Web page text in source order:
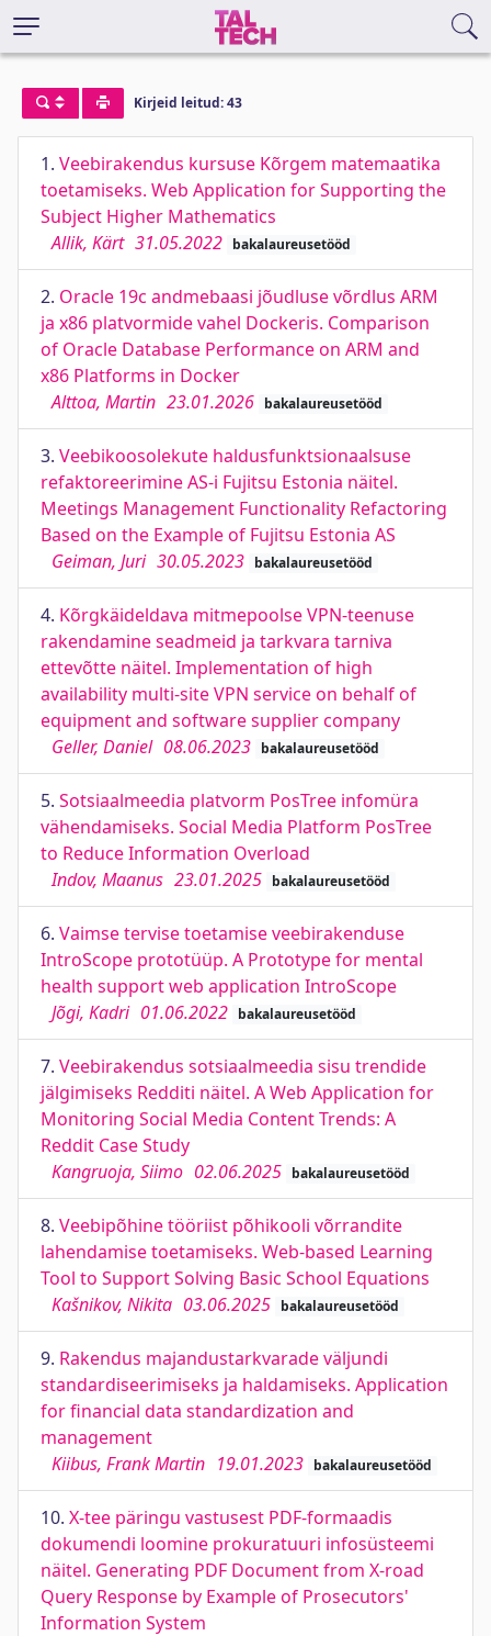
Kirjeid leitud: 43
1. Veebirakendus kursuse Kõrgem matemaatika
toetamiseks. Web Application for Supporting the
Subject Higher Mathematics
Allik, Kärt 31.05.2022 bakalaureusetööd
2. Oracle 19c andmebaasi jõudluse võrdlus ARM
ja x86 platvormide vahel Dockeris. Comparison
of Oracle Database Performance on ARM and
x86 Platforms in Docker
Alttoa, Martin 23.01.2026 bakalaureusetööd
3. Veebikoosolekute haldusfunktsionaalsuse
refaktoreerimine AS-i Fujitsu Estonia näitel.
Meetings Management Functionality Refactoring
Based on the Example of Fujitsu Estonia AS
Geiman, Juri 30.05.2023 bakalaureusetööd
4. Kõrgkäideldava mitmepoolse VPN-teenuse
rakendamine seadmeid ja tarkvara tarniva
ettevõtte näitel. Implementation of high
availability multi-site VPN service on behalf of
equipment and software supplier company
Geller, Daniel 08.06.2023 bakalaureusetööd
5. Sotsiaalmeedia platvorm PosTree infomüra
vähendamiseks. Social Media Platform PosTree
to Reduce Information Overload
Indov, Maanus 23.01.2025 bakalaureusetööd
6. Vaimse tervise toetamise veebirakenduse
IntroScope prototüüp. A Prototype for mental
health support web application IntroScope
Jõgi, Kadri 01.06.2022 bakalaureusetööd
7. Veebirakendus sotsiaalmeedia sisu trendide
jälgimiseks Redditi näitel. A Web Application for
Monitoring Social Media Content Trends: A
Reddit Case Study
Kangruoja, Siimo 02.06.2025 bakalaureusetööd
8. Veebipõhine tööriist põhikooli võrrandite
lahendamise toetamiseks. Web-based Learning
Tool to Support Solving Basic School Equations
Kašnikov, Nikita 03.06.2025 bakalaureusetööd
9. Rakendus majandustarkvarade väljundi
standardiseerimiseks ja haldamiseks. Application
for financial data standardization and
management
Kiibus, Frank Martin 19.01.2023 bakalaureusetööd
10. X-tee päringu vastusest PDF-formaadis
dokumendi loomine prokuratuuri infosüsteemi
näitel. Generating PDF Document from X-road
Query Response by Example of Prosecutors'
Information System